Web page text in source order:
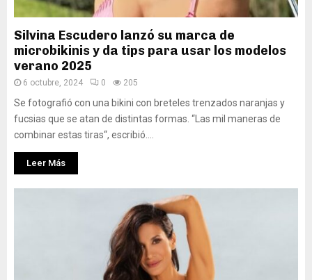
Silvina Escudero lanzó su marca de
microbikinis y da tips para usar los modelos
verano 2025
6 octubre, 2024 0 205
Se fotografió con una bikini con breteles trenzados naranjas y
fucsias que se atan de distintas formas. “Las mil maneras de
combinar estas tiras“, escribió....
Leer Más